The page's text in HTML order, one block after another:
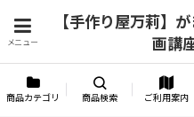
メニュー
【手作り屋万莉】
画講
商品カテゴリ 商品検索 ご利用案内